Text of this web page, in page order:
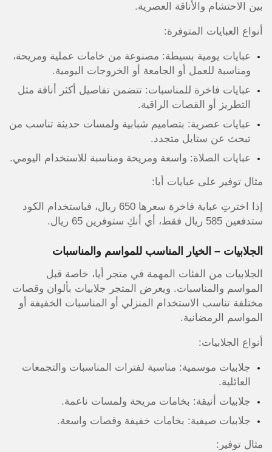
بين الاحتشام والأناقة العصرية.
أنواع العبايات المتوفرة:
عبايات يومية بسيطة: مصنوعة من خامات عملية ومريحة،
ومناسبة للعمل أو الجامعة أو الخروجات اليومية.
عبايات فاخرة للمناسبات: تتضمن تفاصيل أكثر أناقة مثل
التطريز أو القصات الراقية.
عبايات عصرية: بتصاميم شبابية ولمسات حديثة تناسب من
تبحث عن ستايل متجدد.
عبايات الصلاة: واسعة ومريحة ومناسبة للاستخدام اليومي.
مثال توفير على عبايات أيا:
إذا اخترتِ عباية فاخرة سعرها 650 ريال، فباستخدام الكود
ستدفعين 585 ريال فقط، أي أنكِ ستوفرين 65 ريال.
الجلابيات – الخيار المناسب للمواسم والمناسبات
الجلابيات من الفئات المهمة في متجر أيا، خاصة قبل
المواسم والمناسبات. ويعرض المتجر جلابيات بألوان وقصات
مختلفة تناسب الاستخدام المنزلي أو المناسبات الخفيفة أو
المواسم الرمضانية.
أنواع الجلابيات:
جلابيات موسمية: مناسبة لفترات المناسبات والتجمعات
العائلية.
جلابيات أنيقة: بخامات مريحة ولمسات ناعمة.
جلابيات صيفية: بخامات خفيفة وقصات واسعة.
مثال توفير: